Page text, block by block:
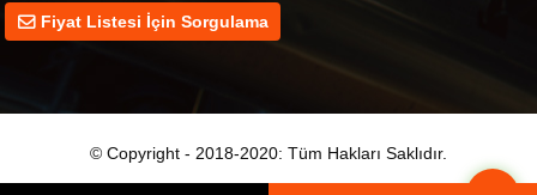
Fiyat Listesi İçin Sorgulama
© Copyright - 2018-2020: Tüm Hakları Saklıdır.